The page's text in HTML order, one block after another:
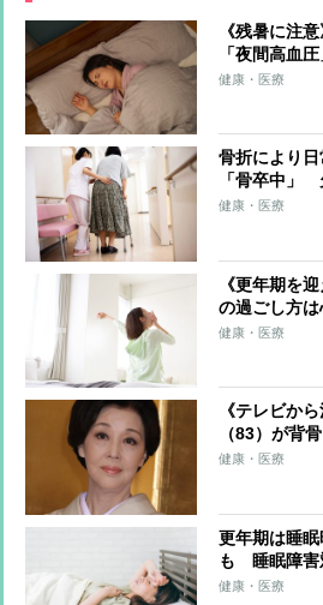
《残暑に注
「夜間高血
中や心不全リ
健康・医療
骨折により
「骨卒中」
ずいても転ば
健康・医療
《更年期を
の過ごし方
ってはいけな
健康・医療
《テレビか
（83）が背
松本伊代や大
健康・医療
更年期は睡
も 睡眠障害
ることも有効
健康・医療